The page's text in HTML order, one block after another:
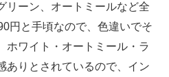
リーン、オートミールなど全
円と手頃なので、色違いでそ
ホワイト・オートミール・ラ
ありとされているので、イン